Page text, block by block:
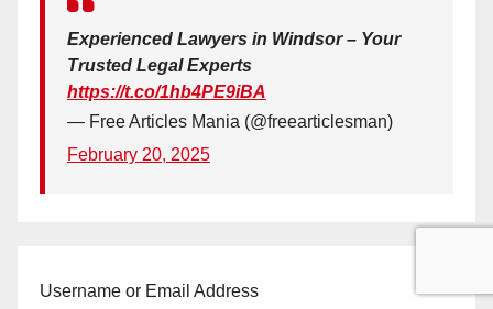
Experienced Lawyers in Windsor – Your
Trusted Legal Experts
https://t.co/1hb4PE9iBA
— Free Articles Mania (@freearticlesman)
February 20, 2025
Username or Email Address